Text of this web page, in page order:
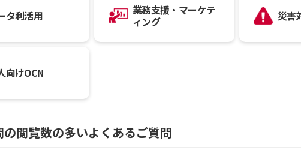
タ利活用
業務支援・マーケテ
ィング
災害
向けOCN
閲覧数の多いよくあるご質問